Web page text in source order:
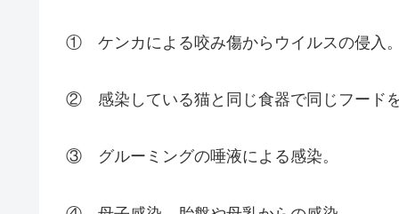
① ケンカによる咬み傷からウイルスの侵入
② 感染している猫と同じ食器で同じフード
③ グルーミングの唾液による感染。